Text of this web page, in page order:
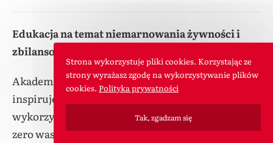
Edukacja na temat niemarnowania żywności i
zbilansowanej diety nie musi być nudna
Akademia Lubella po raz kolejny wkracza do szkół i
inspiruje do samodzielnego tworzenia posiłków z
wykorzystaniem
produktów zbożowych
zero waste oraz niemarnowania żywności. Do
Strona wykorzystuje pliki cookies. Korzystając ze
strony wyrażasz zgodę na wykorzystywanie plików
cookies. Polityka prywatności
Tak, zgadzam się